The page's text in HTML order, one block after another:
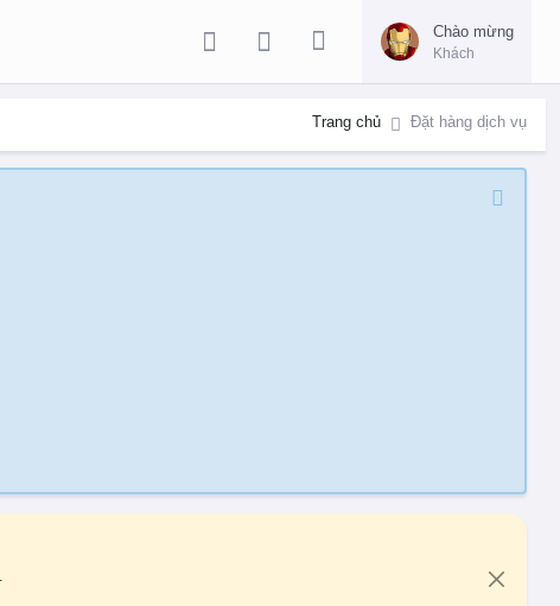
Chào mừng
Khách
Trang chủ Đặt hàng dịch vụ